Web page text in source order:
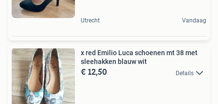
Utrecht Vandaag
x red Emilio Luca schoenen mt 38 met
sleehakken blauw wit
€ 12,50 Details